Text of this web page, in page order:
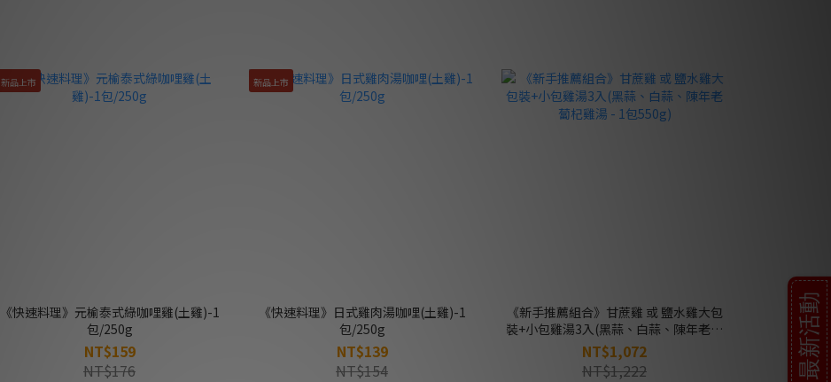
新品上市
《快速料理》元榆泰式綠咖哩雞(土雞)-1
包/250g
NT$159
NT$176
新品上市
《快速料理》日式雞肉湯咖哩(土雞)-1
包/250g
NT$139
NT$154
《新手推薦組合》甘蔗雞 或 鹽水雞大包
裝+小包雞湯3入(黑蒜、白蒜、陳年老蔔
杞雞湯 - 1包550g)
NT$1,072
NT$1,222
最新活動